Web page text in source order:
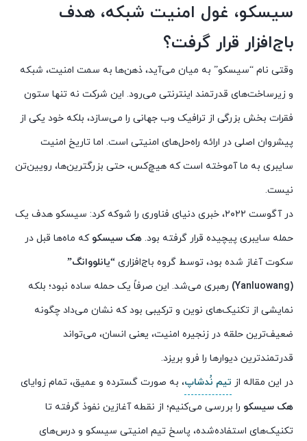
سیسکو، غول امنیت شبکه، هدف
باج‌افزار قرار گرفت؟
وقتی نام “سیسکو” به میان می‌آید، ذهن‌ها به سمت امنیت، شبکه
و زیرساخت‌های قدرتمند اینترنتی می‌رود. این شرکت نه تنها ستون
فقرات بخش بزرگی از ترافیک وب جهانی را می‌سازد، بلکه خود یکی از
پیشروان اصلی در ارائه راه‌حل‌های امنیتی است. اما تاریخ امنیت
سایبری به ما آموخته است که هیچ‌کس، حتی بزرگترین‌ها، رویین‌تن
نیست.
در آگوست ۲۰۲۲، خبری دنیای فناوری را شوکه کرد: سیسکو هدف یک
حمله سایبری پیچیده قرار گرفته بود. هک سیسکو که ماه‌ها قبل در
سکوت آغاز شده بود، توسط گروه باج‌افزاری “یانلووانگ”
(Yanluowang)
رهبری می‌شد. این صرفاً یک حمله ساده نبود؛ بلکه
نمایشی از تکنیک‌های نوین و ترکیبی بود که نشان می‌داد چگونه
ضعیف‌ترین حلقه در زنجیره امنیت، یعنی انسان، می‌تواند
قدرتمندترین دیوارها را فرو بریزد.
در این مقاله از تیم نُدشاپ، به صورت گسترده و عمیق، تمام زوایای
هک سیسکو را بررسی می‌کنیم؛ از نقطه آغازین نفوذ گرفته تا
تکنیک‌های استفاده‌شده، پاسخ تیم امنیتی سیسکو و درس‌های